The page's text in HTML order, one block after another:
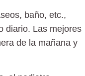
baño, etc.,
diario. Las mejores
de la mañana y